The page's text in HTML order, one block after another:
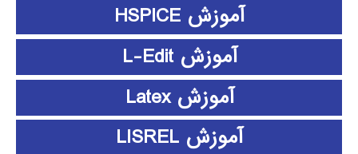
آموزش HSPICE
آموزش L-Edit
آموزش Latex
آموزش LISREL